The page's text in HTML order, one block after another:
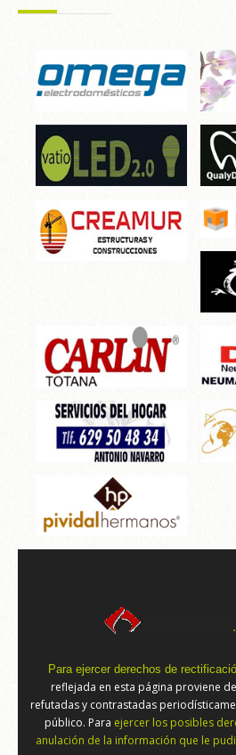
Para ejercer derechos de
reflejada en esta página proviene
refutadas y contrastadas
público. Para ejercer los posibles
anulación de la información que le